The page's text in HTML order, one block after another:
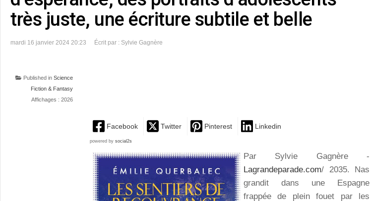
très juste, une écriture subtile et belle
mardi 16 janvier 2024 20:23 Écrit par : Sylvie Gagnère
Published in Science
Fiction & Fantasy
Affichages : 2026
Facebook Twitter Pinterest Linkedin
powered by social2s
Par Sylvie Gagnère -
Lagrandeparade.com/ 2035. Nas
grandit dans une Espagne
frappée de plein fouet par les